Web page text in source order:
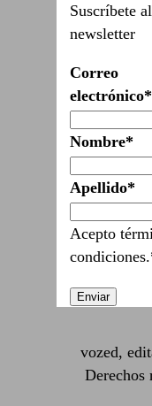
Suscríbete al
newsletter
Correo
electrónico*
Nombre*
Apellido*
Acepto
vozed,
Derechos